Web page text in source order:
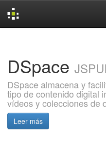
DSpace JSPUI
DSpace almacena y
tipo de contenido digital
vídeos y colecciones de
Leer más